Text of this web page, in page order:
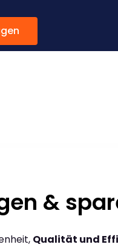
&
Qualität und